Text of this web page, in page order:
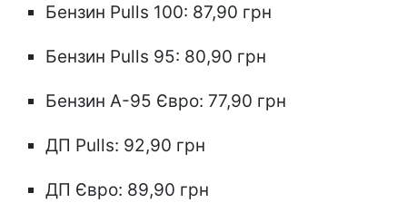
Бензин Pulls 100: 87,90 грн
Бензин Pulls 95: 80,90 грн
Бензин А-95 Євро: 77,90 грн
ДП Pulls: 92,90 грн
ДП Євро: 89,90 грн